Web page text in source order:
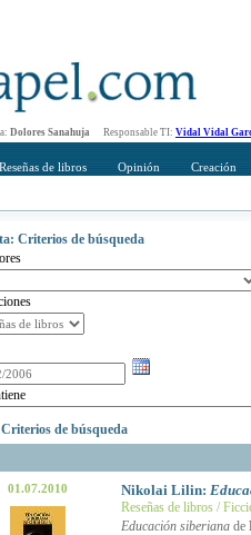
Dolores Sanahuja Responsable TI: Vidal Vidal
Reseñas de libros Opinión Creación
Criterios de búsqueda
de búsqueda
01.07.2010 Nikolai Lilin:
Reseñas de libros /
Educación siberianade